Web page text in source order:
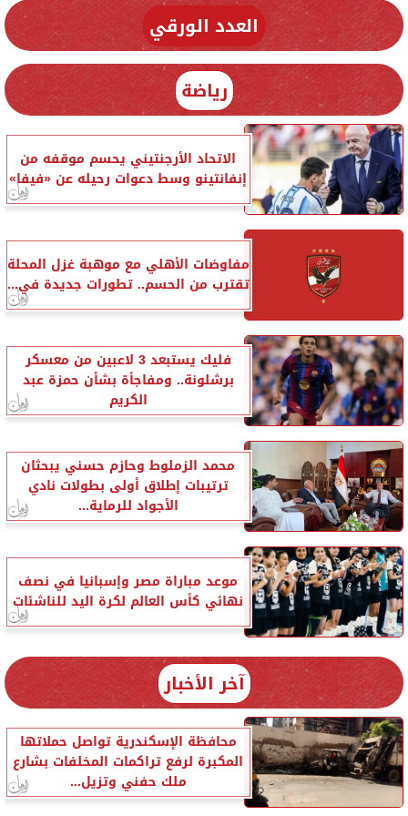
العدد الورقي
رياضة
الاتحاد الأرجنتيني يحسم موقفه من
إنفانتينو وسط دعوات رحيله عن «فيفا»
مفاوضات الأهلي مع موهبة غزل المحلة
تقترب من الحسم.. تطورات جديدة في...
فليك يستبعد 3 لاعبين من معسكر
برشلونة.. ومفاجأة بشأن حمزة عبد
الكريم
محمد الزملوط وحازم حسني يبحثان
ترتيبات إطلاق أولى بطولات نادي
الأجواد للرماية...
موعد مباراة مصر وإسبانيا في نصف
نهائي كأس العالم لكرة اليد للناشئات
آخر الأخبار
محافظة الإسكندرية تواصل حملاتها
المكبرة لرفع تراكمات المخلفات بشارع
ملك حفني وتزيل...